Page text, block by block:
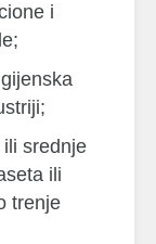
i
srednje
ili
trenje